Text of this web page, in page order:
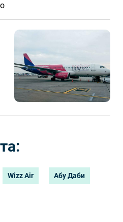
Wizz Air Абу Даби